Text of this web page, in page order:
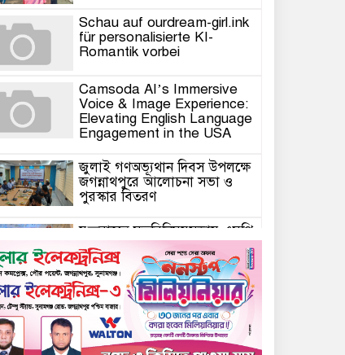
Schau auf ourdream-girl.ink
für personalisierte KI-
Romantik vorbei
Camsoda AI’s Immersive
Voice & Image Experience:
Elevating English Language
Engagement in the USA
জুলাই গণঅভ্যূথান দিবস উপলক্ষে
জগন্নাথপুরে আলোচনা সভা ও
পুরস্কার বিতরণ
যুক্তরাজ্যে মতবিনিময়সভায় এমপি
কয়ছর এম আহমেদ: জগন্নাথপুর-
শান্তিগঞ্জ আর কখনো অবহেলিত
থাকবে না
Come l’AI in Conversazione
Golove Mantiene Risposte
Naturali e Rapide